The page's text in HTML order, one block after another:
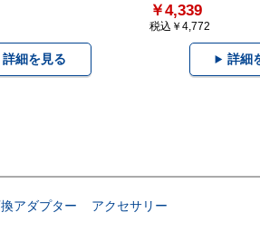
詳細を見る
￥4,339
税込￥4,772
詳細
アダプター アクセサリー